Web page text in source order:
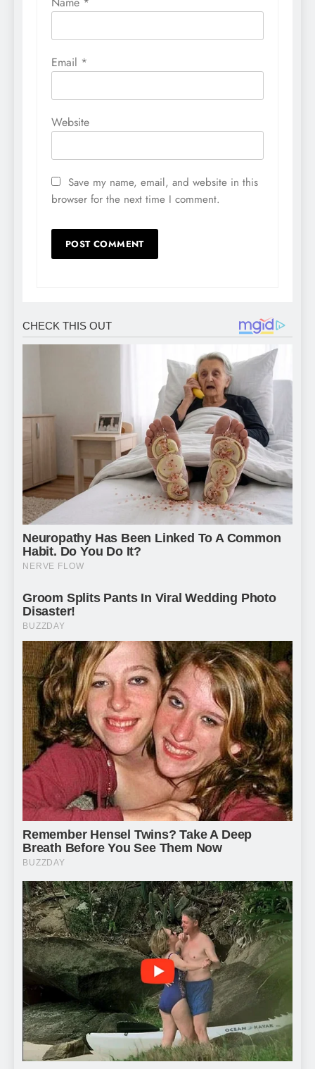
Email *
Website
Save my name, email, and website in this
browser for the next time I comment.